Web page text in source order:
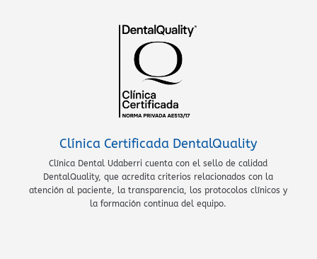
Clínica Certificada DentalQuality
Clínica Dental Udaberri cuenta con el sello de calidad
DentalQuality, que acredita criterios relacionados con la
atención al paciente, la transparencia, los protocolos clínicos y
la formación continua del equipo.